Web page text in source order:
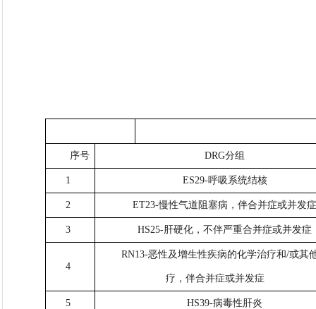
序号 DRG分组
1 ES29-呼吸系统结核
2 ET23-慢性气道阻塞病，伴合并症或并发
3 HS25-肝硬化，不伴严重合并症或并发症
4
RN13-恶性及增生性疾病的化学治疗和/或其
疗，伴合并症或并发症
5 HS39-病毒性肝炎